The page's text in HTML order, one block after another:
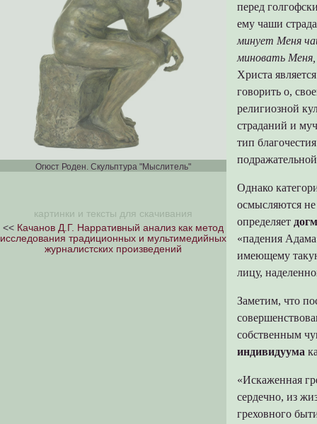
перед
ему чаши
минует Меня
миновать Меня,
Христа
говорить о,
религиозной
страданий и
тип
Однако
осмысляются
определяет
«падения
имеющему
лицу,
Заметим, что
собственным
индивидуума
«Искаженная
сердечно, из
греховного
депрессивно-параноидный
вариант
Промежуточная, легированная
шизофрения
Кежутин А.Н. Медицинские работники
России в борьбе с сифилисом
Гайнутдинов Д., Чиков П. Свобода
интернета: торжество цензуры
А.К. Шелавина, О.А. Петрова.
Социальные сети и блоги как
инструменты вирусного маркетинга
Огюст Роден. Скульптура "Мыслитель"
картинки и тексты для скачивания
<< Качанов Д.Г. Нарративный анализ как метод
исследования традиционных и мультимедийных
журналистских произведений